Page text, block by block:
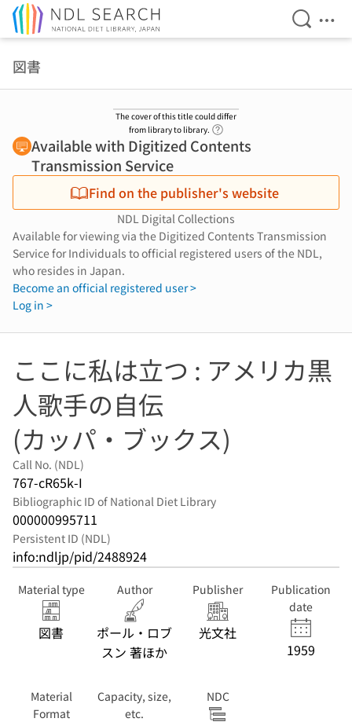
Open
図書
The cover of this title could differ
from library to library.
Available with Digitized Contents
Transmission Service
Find on the publisher's website
NDL Digital Collections
Available for viewing via the Digitized Contents Transmission
Service for Individuals to official registered users of the NDL,
who resides in Japan.
Become an official registered user >
Log in >
ここに私は立つ : アメリカ黒
人歌手の自伝
(カッパ・ブックス)
Call No. (NDL)
767-cR65k-I
Bibliographic ID of National Diet Library
000000995711
Persistent ID (NDL)
info:ndljp/pid/2488924
Material type
図書
Author
ポール・ロブ
スン 著ほか
Publisher
光文社
Publication
date
1959
Material
Format
Capacity, size,
etc.
NDC